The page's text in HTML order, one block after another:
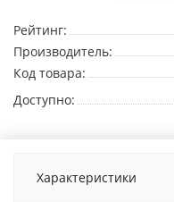
Рейтинг:
Производитель:
Код товара:
Доступно:
Характеристики